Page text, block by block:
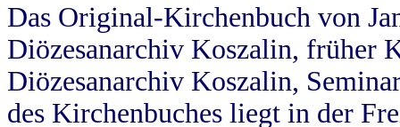
Das Original-Kirchenbuch von
Diözesanarchiv Koszalin, früher
Diözesanarchiv Koszalin,
des Kirchenbuches liegt in der